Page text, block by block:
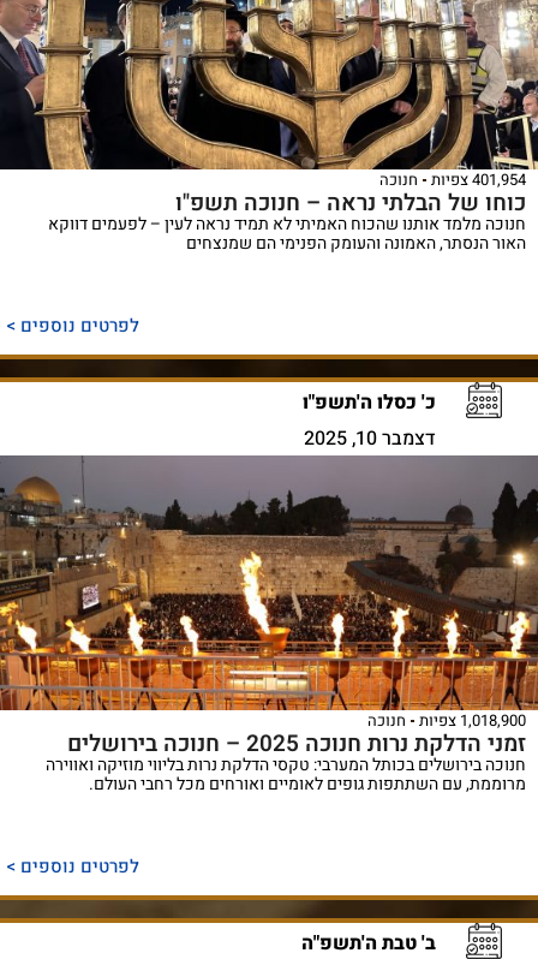
401,954 צפיות חנוכה
כוחו של הבלתי נראה – חנוכה תשפ"ו
חנוכה מלמד אותנו שהכוח האמיתי לא תמיד נראה לעין – לפעמים דווקא
האור הנסתר, האמונה והעומק הפנימי הם שמנצחים
לפרטים נוספים >
כ' כסלו ה'תשפ"ו
דצמבר 10, 2025
1,018,900 צפיות חנוכה
זמני הדלקת נרות חנוכה 2025 – חנוכה בירושלים
חנוכה בירושלים בכותל המערבי: טקסי הדלקת נרות בליווי מוזיקה ואווירה
מרוממת, עם השתתפות גופים לאומיים ואורחים מכל רחבי העולם.
לפרטים נוספים >
ב' טבת ה'תשפ"ה